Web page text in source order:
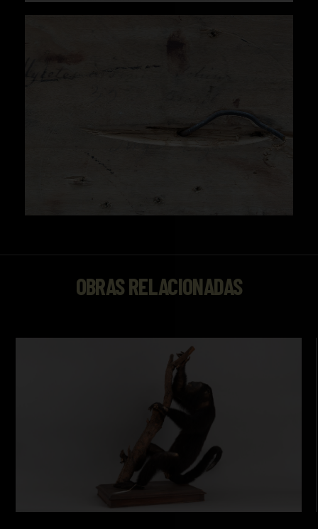
OBRAS RELACIONADAS